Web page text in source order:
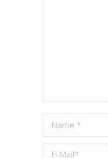
Name *
E-Mail *